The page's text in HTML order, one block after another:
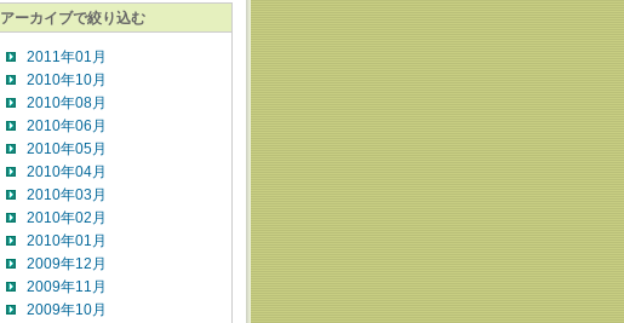
アーカイブで絞り込む
2011年01月
2010年10月
2010年08月
2010年06月
2010年05月
2010年04月
2010年03月
2010年02月
2010年01月
2009年12月
2009年11月
2009年10月